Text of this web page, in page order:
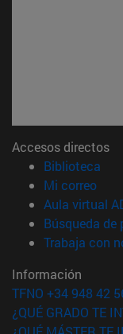
Accesos directos
Biblioteca
Mi correo
Aula virtual
Búsqueda de
Trabaja con
Información
TFNO +34 948 42
¿QUÉ GRADO TE